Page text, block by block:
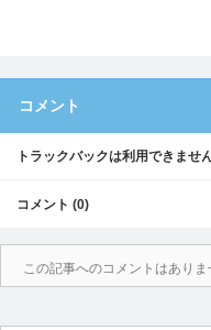
コメント
トラックバックは利用できません
コメント (0)
この記事へのコメントはありま